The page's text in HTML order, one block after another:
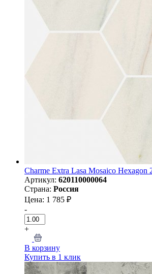
Charme Extra Lasa Mosaico Hexagon
Артикул: 620110000064
Страна: Россия
Цена: 1 785 ₽
-
+
В корзину
Купить в 1 клик